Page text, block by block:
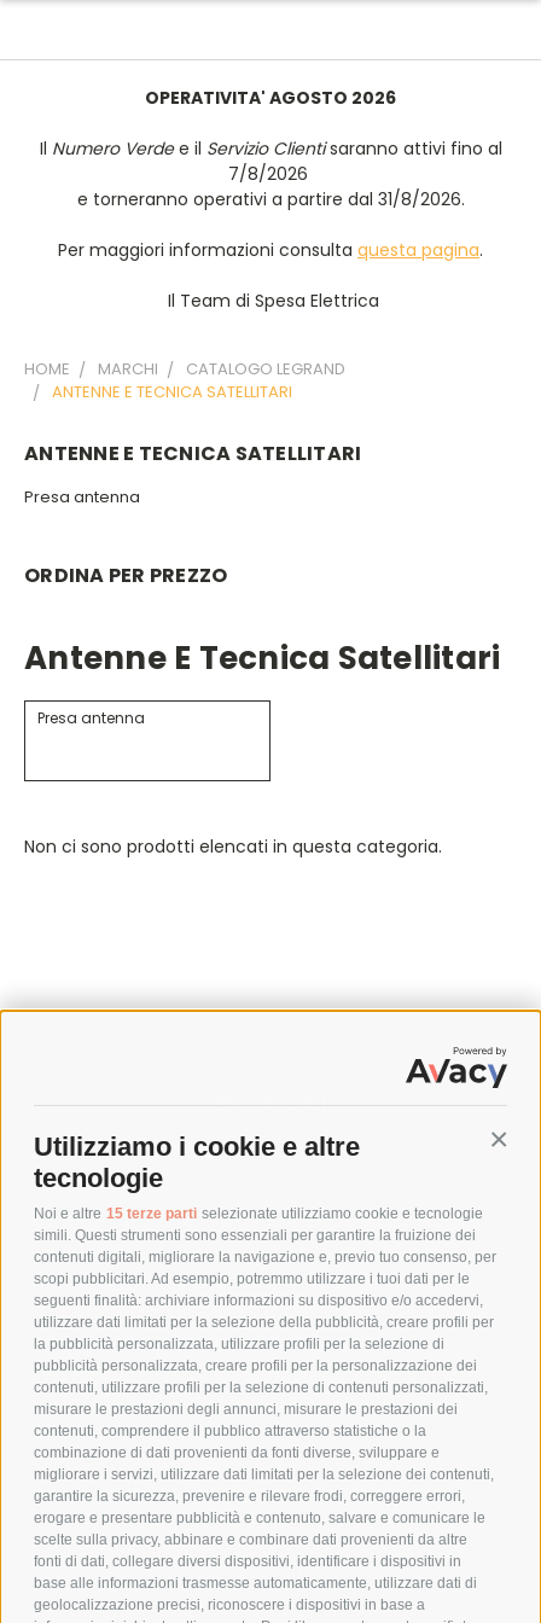
Utilizziamo i cookie e altre
tecnologie
Noi e altre 15 terze parti selezionate utilizziamo cookie e tecnologie
simili. Questi strumenti sono essenziali per garantire la fruizione dei
contenuti digitali, migliorare la navigazione e, previo tuo consenso, per
scopi pubblicitari. Ad esempio, potremmo utilizzare i tuoi dati per le
seguenti finalità: archiviare informazioni su dispositivo e/o accedervi,
utilizzare dati limitati per la selezione della pubblicità, creare profili per
la pubblicità personalizzata, utilizzare profili per la selezione di
pubblicità personalizzata, creare profili per la personalizzazione dei
contenuti, utilizzare profili per la selezione di contenuti personalizzati,
misurare le prestazioni degli annunci, misurare le prestazioni dei
contenuti, comprendere il pubblico attraverso statistiche o la
combinazione di dati provenienti da fonti diverse, sviluppare e
migliorare i servizi, utilizzare dati limitati per la selezione dei contenuti,
garantire la sicurezza, prevenire e rilevare frodi, correggere errori,
erogare e presentare pubblicità e contenuto, salvare e comunicare le
scelte sulla privacy, abbinare e combinare dati provenienti da altre
fonti di dati, collegare diversi dispositivi, identificare i dispositivi in
base alle informazioni trasmesse automaticamente, utilizzare dati di
geolocalizzazione precisi, riconoscere i dispositivi in base a
OPERATIVITA' AGOSTO 2026
Il Numero Verdee il Servizio Clientisaranno attivi fino al
7/8/2026
e torneranno operativi a partire dal 31/8/2026.
Per maggiori informazioni consulta questa pagina.
Il Team di Spesa Elettrica
HOME MARCHI
CATALOGO LEGRAND
ANTENNE E TECNICA SATELLITARI
ANTENNE E TECNICA SATELLITARI
Presa antenna
ORDINA PER PREZZO
Antenne E Tecnica Satellitari
Presa antenna
Non ci sono prodotti elencati in questa categoria.
SPEDIZIONI
COSTI DI SPEDIZIONE
POLITICA DI RESO
POLICY
PRIVACY POLICY
COOKIE POLICY
PAGAMENTI SICURI
AZIENDA
CHI SIAMO
MARCHI TRATTATI
CONDOMINI